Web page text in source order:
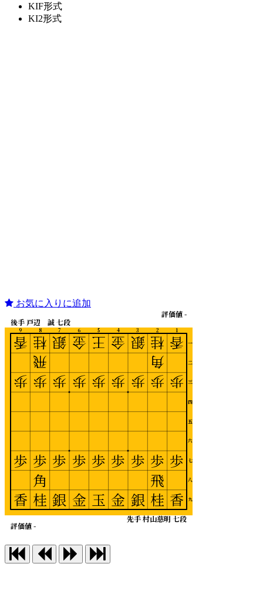
KIF形式
KI2形式
お気に入りに追加
1
2
3
4
5
6
7
8
9
一
二
三
四
五
六
七
八
九
先手 村山慈明 七段
後手 戸辺 誠 七段
評価値 -
評価値 -
香
歩
歩
香
桂
角
歩
歩
飛
桂
銀
歩
歩
銀
金
歩
歩
金
王
歩
歩
玉
金
歩
歩
金
銀
歩
歩
銀
桂
飛
歩
歩
角
桂
香
歩
歩
香